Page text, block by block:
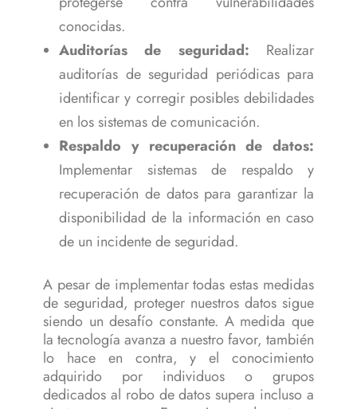
conocidas.
Auditorías de seguridad: Realizar
auditorías de seguridad periódicas para
identificar y corregir posibles debilidades
en los sistemas de comunicación.
Respaldo y recuperación de datos:
Implementar sistemas de respaldo y
recuperación de datos para garantizar la
disponibilidad de la información en caso
de un incidente de seguridad.
A pesar de implementar todas estas medidas
de seguridad, proteger nuestros datos sigue
siendo un desafío constante. A medida que
la tecnología avanza a nuestro favor, también
lo hace en contra, y el conocimiento
adquirido por individuos o grupos
dedicados al robo de datos supera incluso a